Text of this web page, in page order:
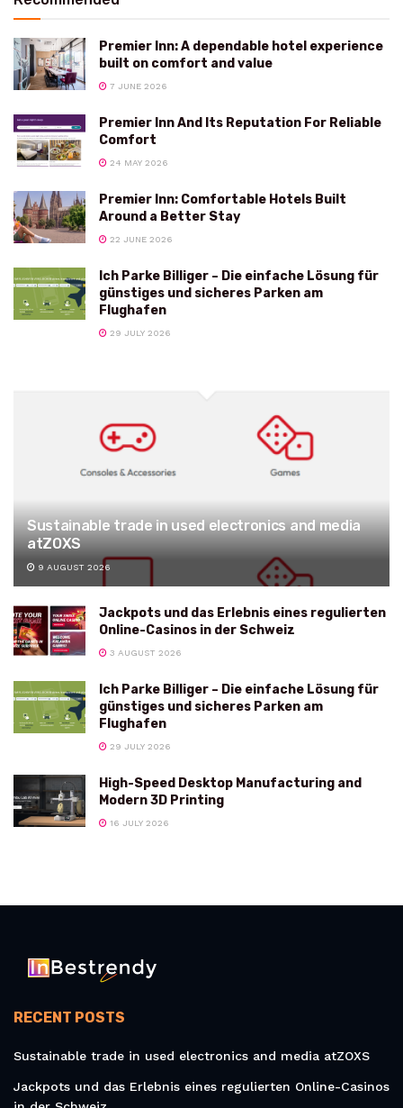
Premier Inn: A dependable hotel experience
built on comfort and value
7 JUNE 2026
Premier Inn And Its Reputation For Reliable
Comfort
24 MAY 2026
Premier Inn: Comfortable Hotels Built
Around a Better Stay
22 JUNE 2026
Ich Parke Billiger – Die einfache Lösung für
günstiges und sicheres Parken am
Flughafen
29 JULY 2026
Sustainable trade in used electronics and media
atZOXS
9 AUGUST 2026
Jackpots und das Erlebnis eines regulierten
Online-Casinos in der Schweiz
3 AUGUST 2026
Ich Parke Billiger – Die einfache Lösung für
günstiges und sicheres Parken am
Flughafen
29 JULY 2026
High-Speed Desktop Manufacturing and
Modern 3D Printing
16 JULY 2026
RECENT POSTS
Sustainable trade in used electronics and media atZOXS
Jackpots und das Erlebnis eines regulierten Online-Casinos